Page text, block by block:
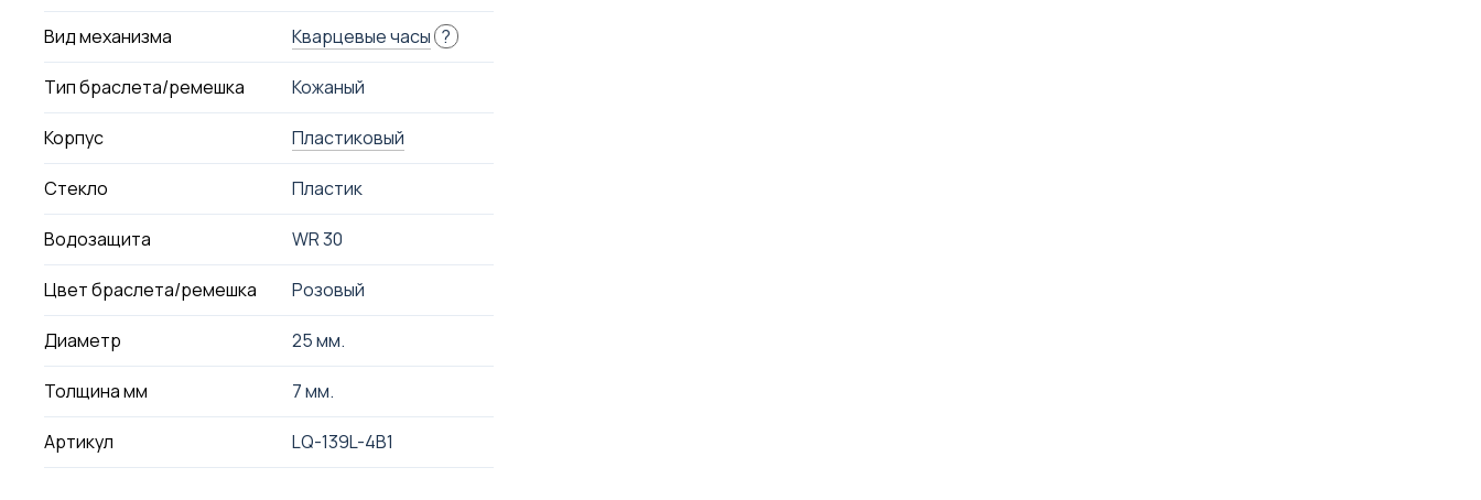
Вид механизма Кварцевые часы ?
Тип браслета/ремешка Кожаный
Корпус Пластиковый
Стекло Пластик
Водозащита WR 30
Цвет браслета/ремешка Розовый
Диаметр 25 мм.
Толщина мм 7 мм.
Артикул LQ-139L-4B1